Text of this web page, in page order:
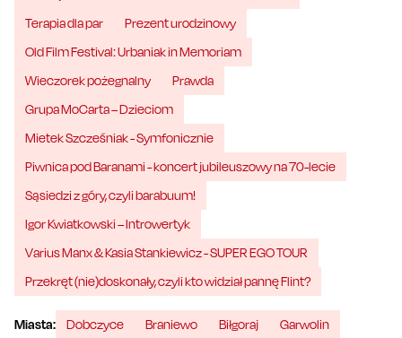
Terapia dla par
Prezent urodzinowy
Old Film Festival: Urbaniak in Memoriam
Wieczorek pożegnalny
Prawda
Grupa MoCarta – Dzieciom
Mietek Szcześniak - Symfonicznie
Piwnica pod Baranami - koncert jubileuszowy na 70-lecie
Sąsiedzi z góry, czyli barabuum!
Igor Kwiatkowski – Introwertyk
Varius Manx & Kasia Stankiewicz - SUPER EGO TOUR
Przekręt (nie)doskonały, czyli kto widział pannę Flint?
Miasta: Dobczyce Braniewo Biłgoraj
Garwolin